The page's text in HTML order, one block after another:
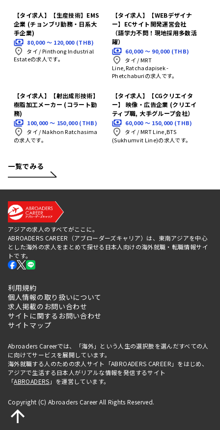
【タイ求人】【生産技術】EMS
企業 (チョンブリ勤務・日系大
手企業)
80,000 〜 120,000 (THB)
タイ /Pinthong Industrial
Estateの求人です。
【タイ求人】【WEBデザイナ
ー】ECサイト開発運営会社
（語学力不問！現地採用多数活
躍）
60,000 〜 90,000 (THB)
タイ /MRT
Line,Ratchadapisek -
Phetchaburiの求人です。
【タイ求人】【射出成形技術】
樹脂加工メーカー (コラート勤
務)
100,000 〜 150,000 (THB)
タイ /Nakhon Ratchasima
の求人です。
【タイ求人】【CGクリエイタ
ー】 映像・広告企業 (クリエイ
ティブ職, 大手グループ会社）
60,000 〜 150,000 (THB)
タイ /MRT Line,BTS
(Sukhumvit Line)の求人です。
一覧でみる
アジアの求人のすべてがここに。
ABROADERS CAREER（アブローダーズキャリア）は、東南アジアを中心
とした海外の求人をまとめて探せる日本人向けの海外就職・転職情報サイ
トです。
利用規約
個人情報の取り扱いについて
求人掲載のお問い合わせ
サイトに関するお問い合わせ
サイトマップ
Abroaders Careerでは、「海外」という人生の選択肢を選んだすべての人
に向けてサービスを展開しています。
海外就職する人のための求人サイト「ABROADERS CAREER」をはじめ、
アジアで生活する日本人がリアルな情報を発信するサイト
「ABROADERS 」を運営しています。
Copyright (C) Abroaders Career All Rights Reserved.